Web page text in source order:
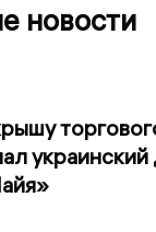
новости